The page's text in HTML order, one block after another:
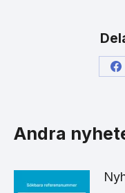
Andra